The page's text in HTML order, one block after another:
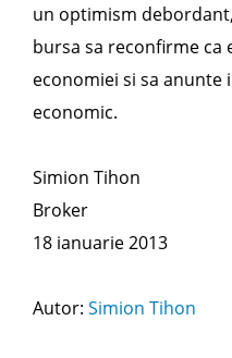
un optimism
bursa sa reconfirme ca
economiei si sa
economic.
Simion Tihon
Broker
18 ianuarie 2013
Autor: Simion Tihon